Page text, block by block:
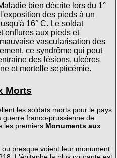
bien décrite lors du 1°
des pieds à un
16° C. Le soldat
enflures aux pieds et
vascularisation des
ce syndrôme qui peut
des lésions, ulcères
et mortelle septicémie.
Morts
les soldats morts pour le pays
guerre franco-prussienne de
les premiers Monuments aux
presque voient leur monument